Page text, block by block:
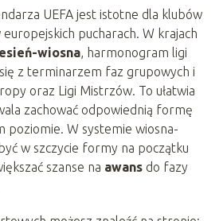
UEFA jest istotne dla klubów
pucharach. W krajach
wiosna, harmonogram ligi
z terminarzem faz grupowych i
oraz Ligi Mistrzów. To ułatwia
zachować odpowiednią formę
poziomie. W systemie wiosna-
w szczycie formy na początku
szanse na awansdo fazy